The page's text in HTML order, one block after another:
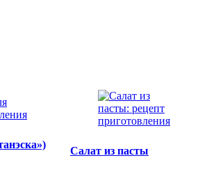
Салат из пасты